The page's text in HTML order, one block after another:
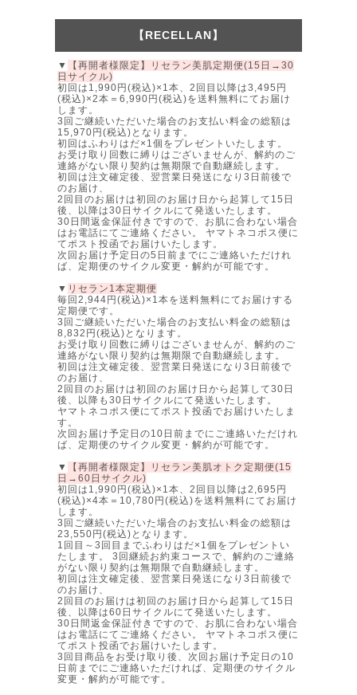
【RECELLAN】
▼
【再開者様限定】リセラン美肌定期便(15日→30
日サイクル)
初回は1,990円(税込)×1本、2回目以降は3,495円
(税込)×2本＝6,990円(税込)を送料無料にてお届け
します。
3回ご継続いただいた場合のお支払い料金の総額は
15,970円(税込)となります。
初回はふわりはだ×1個をプレゼントいたします。
お受け取り回数に縛りはございませんが、解約のご
連絡がない限り契約は無期限で自動継続します。
初回は注文確定後、翌営業日発送になり3日前後で
のお届け、
2回目のお届けは初回のお届け日から起算して15日
後、以降は30日サイクルにて発送いたします。
30日間返金保証付きですので、お肌に合わない場合
はお電話にてご連絡ください。 ヤマトネコポス便に
てポスト投函でお届けいたします。
次回お届け予定日の5日前までにご連絡いただけれ
ば、定期便のサイクル変更・解約が可能です。
▼ リセラン1本定期便
毎回2,944円(税込)×1本を送料無料にてお届けする
定期便です。
3回ご継続いただいた場合のお支払い料金の総額は
8,832円(税込)となります。
お受け取り回数に縛りはございませんが、解約のご
連絡がない限り契約は無期限で自動継続します。
初回は注文確定後、翌営業日発送になり3日前後で
のお届け、
2回目のお届けは初回のお届け日から起算して30日
後、以降も30日サイクルにて発送いたします。
ヤマトネコポス便にてポスト投函でお届けいたしま
す。
次回お届け予定日の10日前までにご連絡いただけれ
ば、定期便のサイクル変更・解約が可能です。
▼
【再開者様限定】リセラン美肌オトク定期便(15
日→60日サイクル)
初回は1,990円(税込)×1本、2回目以降は2,695円
(税込)×4本＝10,780円(税込)を送料無料にてお届け
します。
3回ご継続いただいた場合のお支払い料金の総額は
23,550円(税込)となります。
1回目～3回目までふわりはだ×1個をプレゼントい
たします。 3回継続お約束コースで、解約のご連絡
がない限り契約は無期限で自動継続します。
初回は注文確定後、翌営業日発送になり3日前後で
のお届け、
2回目のお届けは初回のお届け日から起算して15日
後、以降は60日サイクルにて発送いたします。
30日間返金保証付きですので、お肌に合わない場合
はお電話にてご連絡ください。 ヤマトネコポス便に
てポスト投函でお届けいたします。
3回目商品をお受け取り後、次回お届け予定日の10
日前までにご連絡いただければ、定期便のサイクル
変更・解約が可能です。